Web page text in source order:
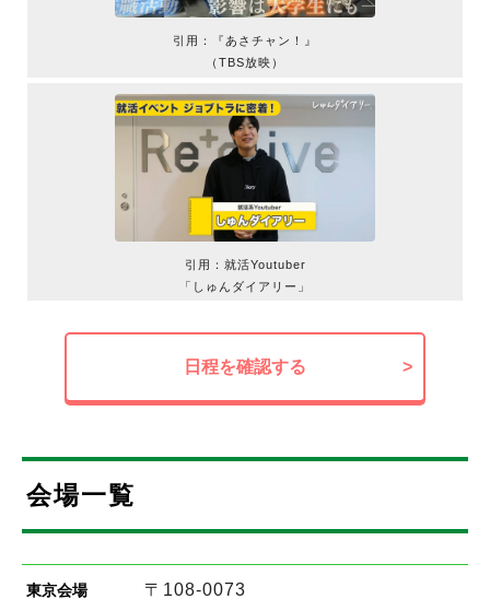
引用：『あさチャン！』
（TBS放映）
引用：就活Youtuber
「しゅんダイアリー」
日程を確認する >
会場一覧
東京会場
〒108-0073